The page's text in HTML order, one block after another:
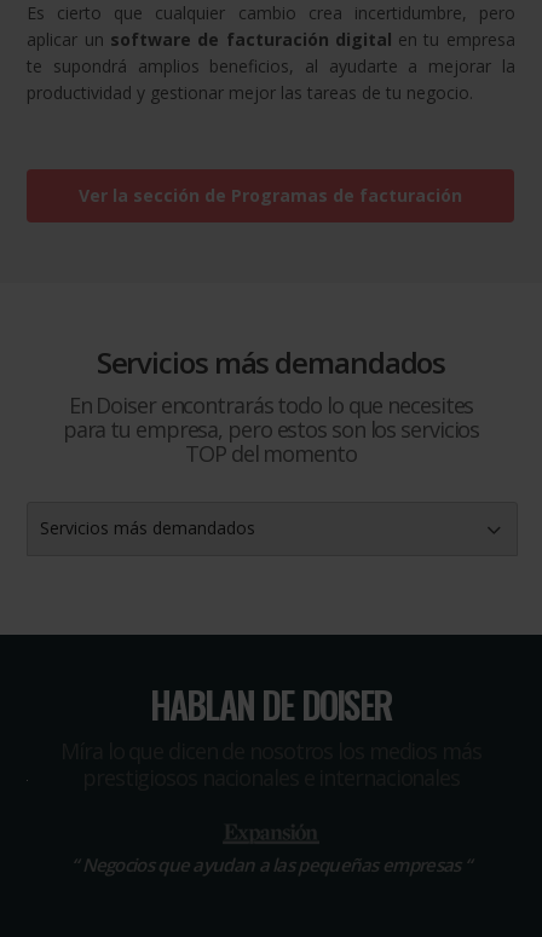
Es cierto que cualquier cambio crea incertidumbre, pero
aplicar un software de facturación digital en tu empresa
te supondrá amplios beneficios, al ayudarte a mejorar la
productividad y gestionar mejor las tareas de tu negocio.
Ver la sección de Programas de facturación
Servicios más demandados
En Doiser encontrarás todo lo que necesites
para tu empresa, pero estos son los servicios
TOP del momento
Servicios más demandados
HABLAN DE DOISER
“Negocios que ayudan a las pequeñas empresas “